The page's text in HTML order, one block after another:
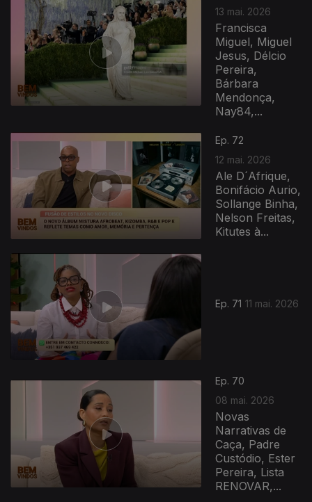
13 mai. 2026
Francisca
Miguel, Miguel
Jesus, Délcio
Pereira,
Bárbara
Mendonça,
Nay84,...
Ep. 72
12 mai. 2026
Ale D´Afrique,
Bonifácio Aurio,
Sollange Binha,
Nelson Freitas,
Kitutes à...
Ep. 71 11 mai. 2026
Ep. 70
08 mai. 2026
Novas
Narrativas de
Caça, Padre
Custódio, Ester
Pereira, Lista
RENOVAR,...
927678